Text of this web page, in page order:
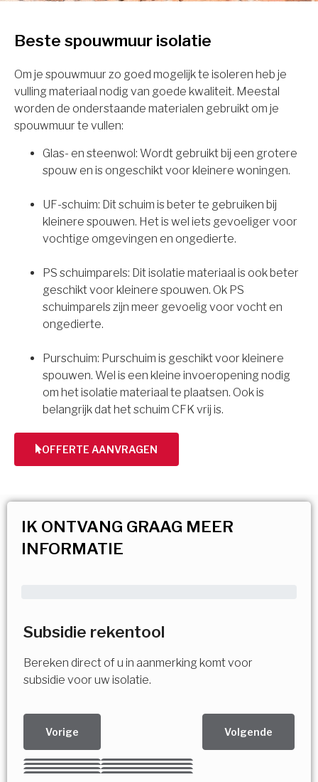
Beste spouwmuur isolatie
Om je spouwmuur zo goed mogelijk te isoleren heb je
vulling materiaal nodig van goede kwaliteit. Meestal
worden de onderstaande materialen gebruikt om je
spouwmuur te vullen:
Glas- en steenwol: Wordt gebruikt bij een grotere
spouw en is ongeschikt voor kleinere woningen.
UF-schuim: Dit schuim is beter te gebruiken bij
kleinere spouwen. Het is wel iets gevoeliger voor
vochtige omgevingen en ongedierte.
PS schuimparels: Dit isolatie materiaal is ook beter
geschikt voor kleinere spouwen. Ok PS
schuimparels zijn meer gevoelig voor vocht en
ongedierte.
Purschuim: Purschuim is geschikt voor kleinere
spouwen. Wel is een kleine invoeropening nodig
om het isolatie materiaal te plaatsen. Ook is
belangrijk dat het schuim CFK vrij is.
OFFERTE AANVRAGEN
IK ONTVANG GRAAG MEER
INFORMATIE
Subsidie rekentool
Bereken direct of u in aanmerking komt voor
subsidie voor uw isolatie.
Vorige Volgende
Kies uw Isolatiemaatregel
Vorige Volgende